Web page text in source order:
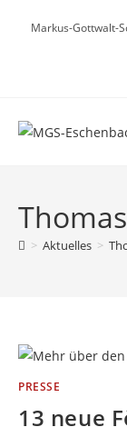
InhaltMarkus-Gottwalt-
> Aktuelles >
PRESSE
13 neue